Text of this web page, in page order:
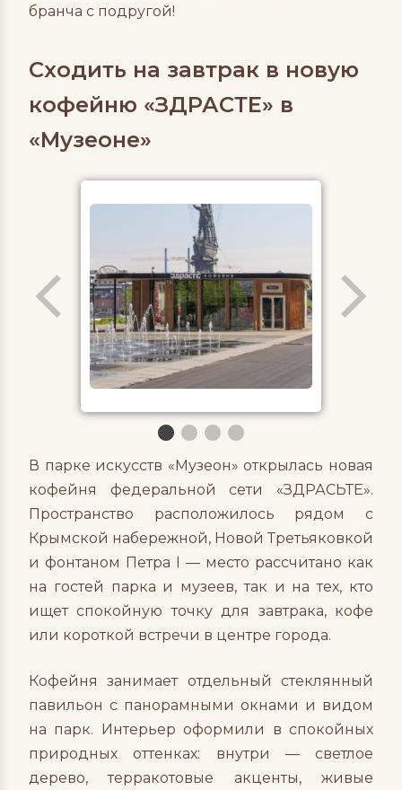
бранча с подругой!
Сходить на завтрак в новую
кофейню «ЗДРАСТЕ» в
«Музеоне»
В парке искусств «Музеон» открылась новая
кофейня федеральной сети «ЗДРАСЬТЕ».
Пространство расположилось рядом с
Крымской набережной, Новой Третьяковкой
и фонтаном Петра I — место рассчитано как
на гостей парка и музеев, так и на тех, кто
ищет спокойную точку для завтрака, кофе
или короткой встречи в центре города.
Кофейня занимает отдельный стеклянный
павильон с панорамными окнами и видом
на парк. Интерьер оформили в спокойных
природных оттенках: внутри — светлое
дерево, терракотовые акценты, живые